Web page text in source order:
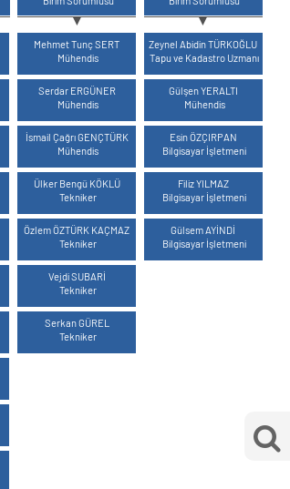
Mehmet Tunç SERT
Mühendis
MAVİ
Serdar ERGÜNER
Mühendis
MAVİ
İsmail Çağrı GENÇTÜRK
Mühendis
MAVİ
Ülker Bengü KÖKLÜ
Tekniker
MAVİ
Özlem ÖZTÜRK KAÇMAZ
Tekniker
MAVİ
Vejdi SUBARİ
Tekniker
MAVİ
Serkan GÜREL
Tekniker
MAVİ
Zeynel Abidin TÜRKOĞLU
Tapu ve Kadastro Uzmanı
MAVİ
Gülşen YERALTI
Mühendis
MAVİ
Esin ÖZÇIRPAN
Bilgisayar İşletmeni
MAVİ
Filiz YILMAZ
Bilgisayar İşletmeni
Gülsem AYİNDİ
Bilgisayar İşletmeni
MAVİ